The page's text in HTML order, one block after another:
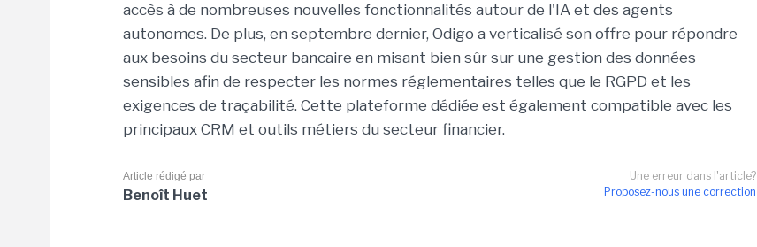
accès à de nombreuses nouvelles fonctionnalités autour de l'IA et des agents
autonomes. De plus, en septembre dernier, Odigo a verticalisé son offre pour répondre
aux besoins du secteur bancaire en misant bien sûr sur une gestion des données
sensibles afin de respecter les normes réglementaires telles que le RGPD et les
exigences de traçabilité. Cette plateforme dédiée est également compatible avec les
principaux CRM et outils métiers du secteur financier.
Une erreur dans l'article?
Proposez-nous une correction
Article rédigé par
Benoît Huet